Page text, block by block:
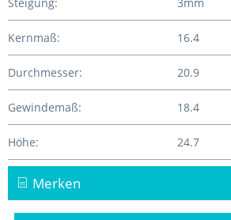
Kernmaß: 16.4
Durchmesser: 20.9
Gewindemaß: 18.4
Höhe: 24.7
Merken